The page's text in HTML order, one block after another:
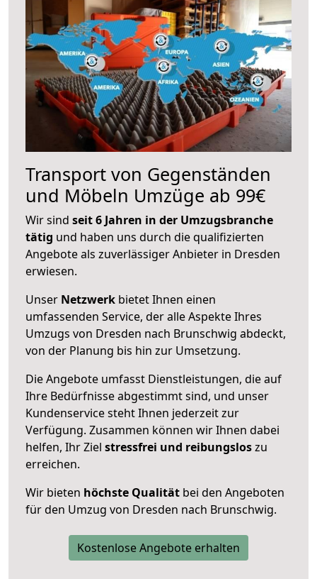
Transport von Gegenständen
und Möbeln Umzüge ab 99€
Wir sind seit 6 Jahren in der Umzugsbranche
tätig und haben uns durch die qualifizierten
Angebote als zuverlässiger Anbieter in Dresden
erwiesen.
Unser Netzwerk bietet Ihnen einen
umfassenden Service, der alle Aspekte Ihres
Umzugs von Dresden nach Brunschwig abdeckt,
von der Planung bis hin zur Umsetzung.
Die Angebote umfasst Dienstleistungen, die auf
Ihre Bedürfnisse abgestimmt sind, und unser
Kundenservice steht Ihnen jederzeit zur
Verfügung. Zusammen können wir Ihnen dabei
helfen, Ihr Ziel stressfrei und reibungsloszu
erreichen.
Wir bieten höchste Qualität bei den Angeboten
für den Umzug von Dresden nach Brunschwig.
Kostenlose Angebote erhalten